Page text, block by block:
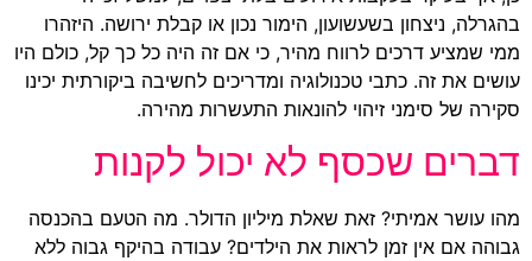
בהגרלה, ניצחון בשעשועון, הימור נכון או קבלת ירושה. היזהרו
ממי שמציע דרכים לרווח מהיר, כי אם זה היה כל כך קל, כולם היו
עושים את זה. כתבי טכנולוגיה ומדריכים לחשיבה ביקורתית יכינו
סקירה של סימני זיהוי להונאות התעשרות מהירה.
דברים שכסף לא יכול לקנות
מהו עושר אמיתי? זאת שאלת מיליון הדולר. מה הטעם בהכנסה
גבוהה אם אין זמן לראות את הילדים? עבודה בהיקף גבוה ללא